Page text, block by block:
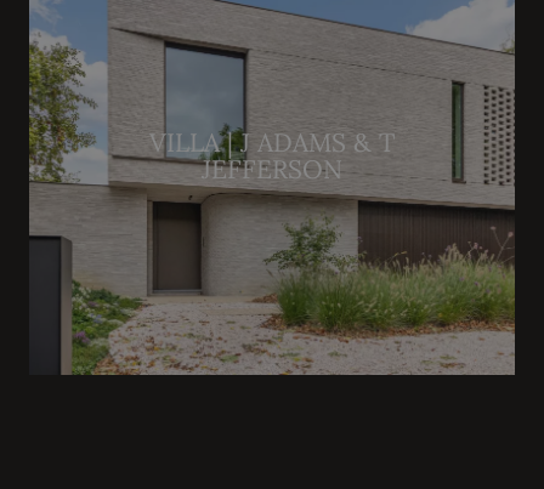
VILLA | J ADAMS & T
JEFFERSON